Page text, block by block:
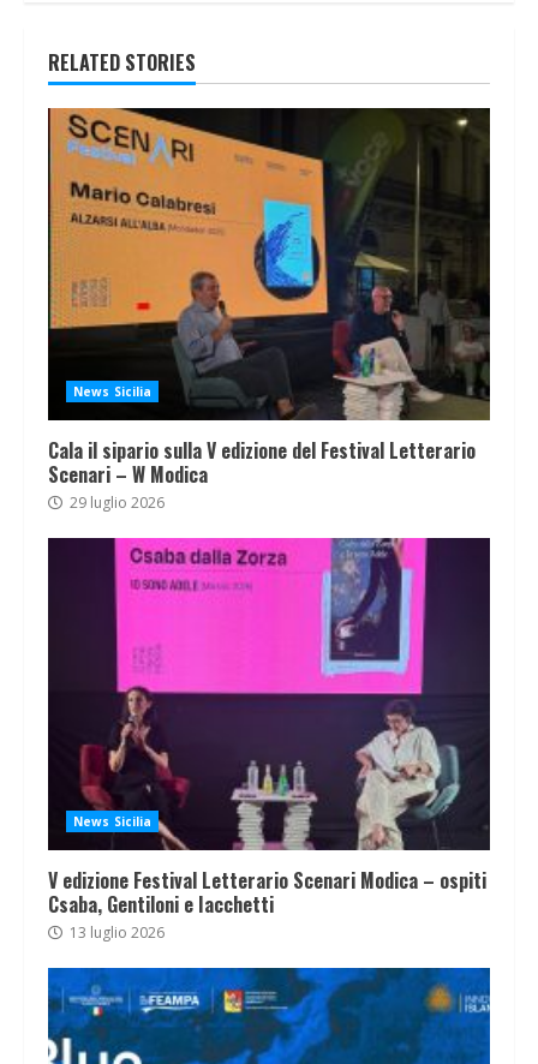
RELATED STORIES
News Sicilia
Cala il sipario sulla V edizione del Festival Letterario
Scenari – W Modica
29 luglio 2026
News Sicilia
V edizione Festival Letterario Scenari Modica – ospiti
Csaba, Gentiloni e Iacchetti
13 luglio 2026